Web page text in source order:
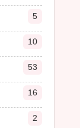
5
10
53
16
2